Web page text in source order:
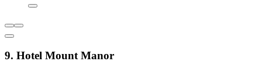
9. Hotel Mount Manor